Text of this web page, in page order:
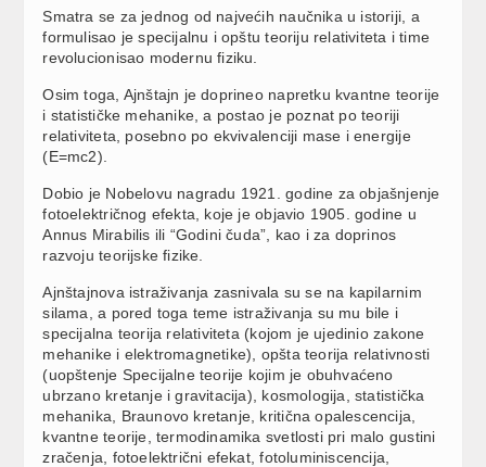
Smatra se za jednog od najvećih naučnika u istoriji, a
formulisao je specijalnu i opštu teoriju relativiteta i time
revolucionisao modernu fiziku.
Osim toga, Ajnštajn je doprineo napretku kvantne teorije
i statističke mehanike, a postao je poznat po teoriji
relativiteta, posebno po ekvivalenciji mase i energije
(E=mc2).
Dobio je Nobelovu nagradu 1921. godine za objašnjenje
fotoelektričnog efekta, koje je objavio 1905. godine u
Annus Mirabilis ili “Godini čuda”, kao i za doprinos
razvoju teorijske fizike.
Ajnštajnova istraživanja zasnivala su se na kapilarnim
silama, a pored toga teme istraživanja su mu bile i
specijalna teorija relativiteta (kojom je ujedinio zakone
mehanike i elektromagnetike), opšta teorija relativnosti
(uopštenje Specijalne teorije kojim je obuhvaćeno
ubrzano kretanje i gravitacija), kosmologija, statistička
mehanika, Braunovo kretanje, kritična opalescencija,
kvantne teorije, termodinamika svetlosti pri malo gustini
zračenja, fotoelektrični efekat, fotoluminiscencija,